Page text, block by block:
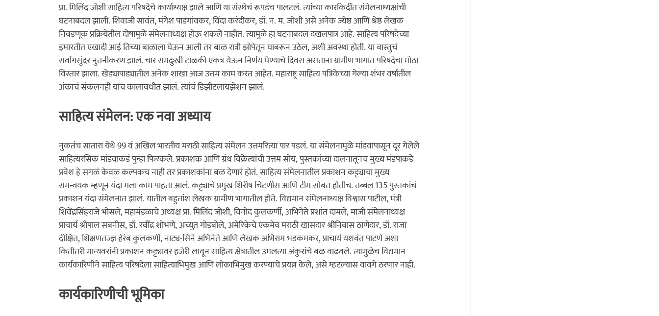
प्रा. मिलिंद जोशी साहित्य परिषदेचे कार्याध्यक्ष झाले आणि या संस्थेचं रूपडंच पालटलं. त्यांच्या कारकिर्दीत संमेलनाध्यक्षांची
घटनाबदल झाली. शिवाजी सावंत, मंगेश पाडगांवकर, विंदा करंदीकर, डॉ. न. म. जोशी असे अनेक ज्येष्ठ आणि श्रेष्ठ लेखक
निवडणूक प्रक्रियेतील दोषामुळे संमेलनाध्यक्ष होऊ शकले नाहीत. त्यामुळे हा घटनाबदल दखलपात्र आहे. साहित्य परिषदेच्या
इमारतीत एखादी आई तिच्या बाळाला घेऊन आली तर बाळ रात्री झोपेतून घाबरून उठेल, अशी अवस्था होती. या वास्तुचं
सर्वांगसुंदर नुतनीकरण झालं. चार समदुःखी टाळकी एकत्र येऊन निर्णय घेण्याचे दिवस असताना ग्रामीण भागात परिषदेचा मोठा
विस्तार झाला. खेड्यापाड्यातील अनेक शाखा आज उत्तम काम करत आहेत. महाराष्ट्र साहित्य पत्रिकेच्या गेल्या शंभर वर्षातील
अंकाचं संकलनही याच कालावधीत झालं. त्यांचं डिझीटलायझेशन झालं.
साहित्य संमेलन: एक नवा अध्याय
नुकतंच सातारा येथे 99 वं अखिल भारतीय मराठी साहित्य संमेलन उत्तमरित्या पार पडलं. या संमेलनामुळे मांडवापासून दूर गेलेले
साहित्यरसिक मांडवाकडं पुन्हा फिरकले. प्रकाशक आणि ग्रंथ विक्रेत्यांची उत्तम सोय, पुस्तकांच्या दालनातूनच मुख्य मंडपाकडे
प्रवेश हे सगळं केवळ कल्पकच नाही तर प्रकाशकांना बळ देणारं होतं. साहित्य संमेलनातील प्रकाशन कट्ट्याचा मुख्य
समन्वयक म्हणून यंदा मला काम पाहता आलं. कट्ट्याचे प्रमुख शिरीष चिटणीस आणि टीम सोबत होतीच. तब्बल 135 पुस्तकांचं
प्रकाशन यंदा संमेलनात झालं. यातील बहुतांश लेखक ग्रामीण भागातील होते. विद्यमान संमेलनाध्यक्ष विश्वास पाटील, मंत्री
शिवेंद्रसिंहराजे भोसले, महामंडळाचे अध्यक्ष प्रा. मिलिंद जोशी, विनोद कुलकर्णी, अभिनेते प्रशांत दामले, माजी संमेलनाध्यक्ष
प्राचार्य श्रीपाल सबनीस, डॉ. रवींद्र शोभणे, अच्युत गोडबोले, अमेरिकेचे एकमेव मराठी खासदार श्रीनिवास ठाणेदार, डॉ. राजा
दीक्षित, शिक्षणतज्ज्ञ हेरंब कुलकर्णी, नाट्य-सिने अभिनेते आणि लेखक अभिराम भडकमकर, प्राचार्य यशवंत पाटणे अशा
कितीतरी मान्यवरांनी प्रकाशन कट्ट्यावर हजेरी लावून साहित्य क्षेत्रातील उमलत्या अंकुरांचे बळ वाढवले. त्यामुळेच विद्यमान
कार्यकारिणीने साहित्य परिषदेला साहित्याभिमुख आणि लोकाभिमुख करण्याचे प्रयत्न केले, असे म्हटल्यास वावगे ठरणार नाही.
कार्यकारिणीची भूमिका